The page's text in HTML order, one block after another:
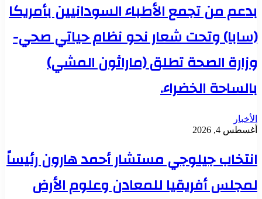
بدعم من تجمع الأطباء السودانيين بأمريكا
(سابا) وتحت شعار نحو نظام حياتي صحي-
وزارة الصحة تطلق (ماراثون المشي)
بالساحة الخضراء.
الأخبار
أغسطس 4, 2026
انتخاب جيلوجي مستشار أحمد هارون رئيساً
لمجلس أفريقيا للمعادن وعلوم الأرض